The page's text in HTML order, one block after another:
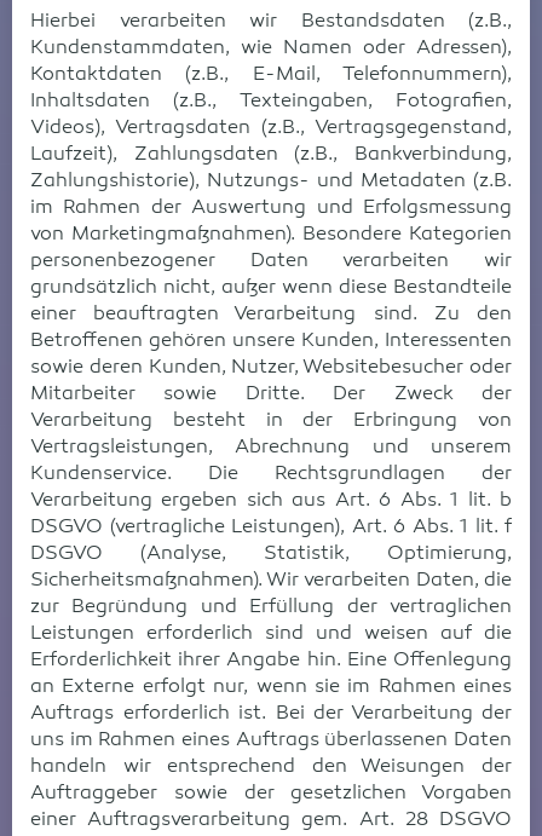
Hierbei verarbeiten wir Bestandsdaten (z.B.,
Kundenstammdaten, wie Namen oder Adressen),
Kontaktdaten (z.B., E-Mail, Telefonnummern),
Inhaltsdaten (z.B., Texteingaben, Fotografien,
Videos), Vertragsdaten (z.B., Vertragsgegenstand,
Laufzeit), Zahlungsdaten (z.B., Bankverbindung,
Zahlungshistorie), Nutzungs- und Metadaten (z.B.
im Rahmen der Auswertung und Erfolgsmessung
von Marketingmaßnahmen). Besondere Kategorien
personenbezogener Daten verarbeiten wir
grundsätzlich nicht, außer wenn diese Bestandteile
einer beauftragten Verarbeitung sind. Zu den
Betroffenen gehören unsere Kunden, Interessenten
sowie deren Kunden, Nutzer, Websitebesucher oder
Mitarbeiter sowie Dritte. Der Zweck der
Verarbeitung besteht in der Erbringung von
Vertragsleistungen, Abrechnung und unserem
Kundenservice. Die Rechtsgrundlagen der
Verarbeitung ergeben sich aus Art. 6 Abs. 1 lit. b
DSGVO (vertragliche Leistungen), Art. 6 Abs. 1 lit. f
DSGVO (Analyse, Statistik, Optimierung,
Sicherheitsmaßnahmen). Wir verarbeiten Daten, die
zur Begründung und Erfüllung der vertraglichen
Leistungen erforderlich sind und weisen auf die
Erforderlichkeit ihrer Angabe hin. Eine Offenlegung
an Externe erfolgt nur, wenn sie im Rahmen eines
Auftrags erforderlich ist. Bei der Verarbeitung der
uns im Rahmen eines Auftrags überlassenen Daten
handeln wir entsprechend den Weisungen der
Auftraggeber sowie der gesetzlichen Vorgaben
einer Auftragsverarbeitung gem. Art. 28 DSGVO